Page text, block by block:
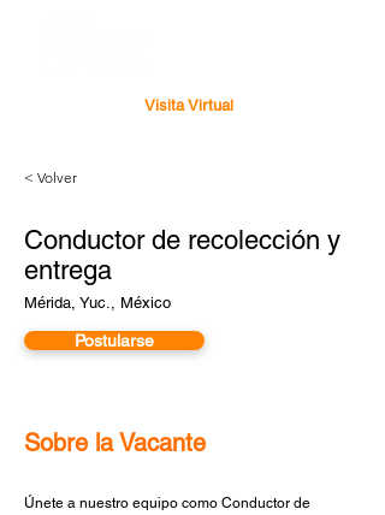
Visita Virtual
< Volver
Conductor de recolección y
entrega
Mérida, Yuc., México
Postularse
Sobre la Vacante
Únete a nuestro equipo como Conductor de